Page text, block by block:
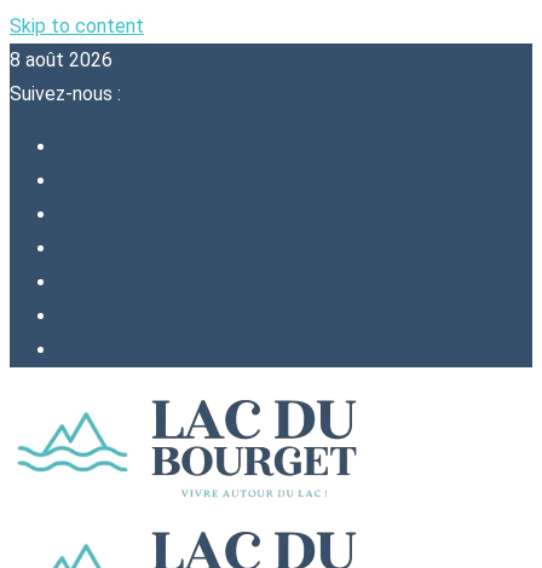
Skip to content
8 août 2026
Suivez-nous :